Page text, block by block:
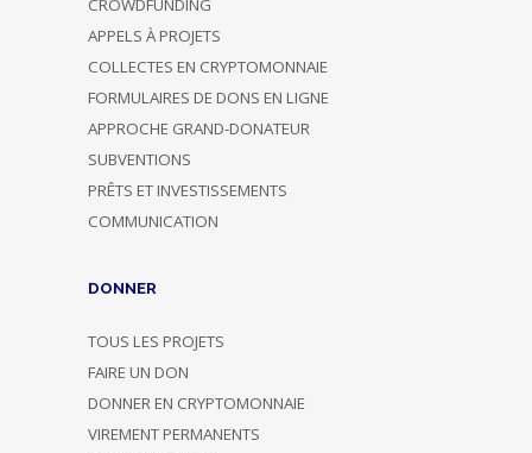
CROWDFUNDING
APPELS À PROJETS
COLLECTES EN CRYPTOMONNAIE
FORMULAIRES DE DONS EN LIGNE
APPROCHE GRAND-DONATEUR
SUBVENTIONS
PRÊTS ET INVESTISSEMENTS
COMMUNICATION
DONNER
TOUS LES PROJETS
FAIRE UN DON
DONNER EN CRYPTOMONNAIE
VIREMENT PERMANENTS